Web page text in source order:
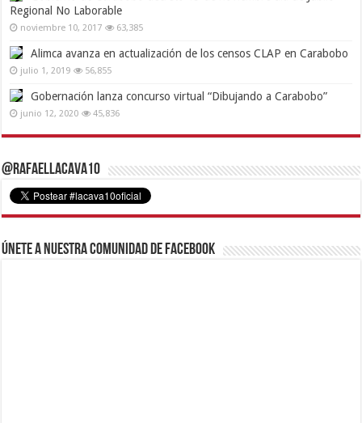
Regional No Laborable
noviembre 10, 2017 63,385
Alimca avanza en actualización de los censos CLAP en Carabobo
julio 1, 2019 56,855
Gobernación lanza concurso virtual “Dibujando a Carabobo”
junio 12, 2020 45,836
@RafaelLacava10
Únete a nuestra comunidad de Facebook